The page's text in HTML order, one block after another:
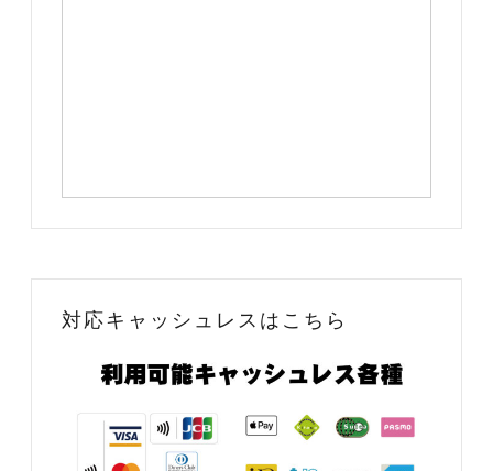
対応キャッシュレスはこちら